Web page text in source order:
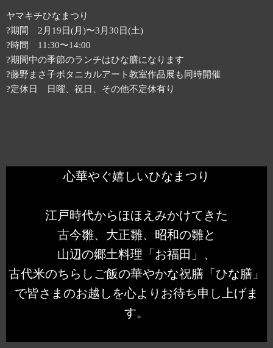
ヤマキチひなまつり
?期間 2月19日(月)〜3月30日(土)
?時間 11:30〜14:00
?期間中の季節のランチはひな膳になります
?藤野まさ子ボタニカルアート教室作品展も同時開催
?定休日 日曜、祝日、その他不定休有り
心華やぐ嬉しいひなまつり
江戸時代からほほえみかけてきた
古今雛、大正雛、昭和の雛と
山辺の郷土料理「お福田」、
古代米のちらしご飯の華やかな祝膳「ひな膳」
で皆さまのお越しを心よりお待ち申し上げま
す。